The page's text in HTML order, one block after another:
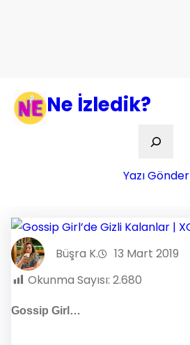
Ne İzledik?
Ara
Yazı Gönder
Büşra K.
13 Mart 2019
Okunma Sayısı: 2.680
Gossip Girl…